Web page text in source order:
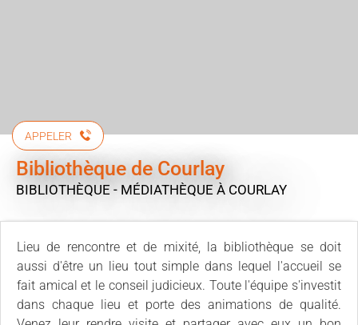
APPELER
Bibliothèque de Courlay
BIBLIOTHÈQUE - MÉDIATHÈQUE À COURLAY
Lieu de rencontre et de mixité, la bibliothèque se doit
aussi d'être un lieu tout simple dans lequel l'accueil se
fait amical et le conseil judicieux. Toute l'équipe s'investit
dans chaque lieu et porte des animations de qualité.